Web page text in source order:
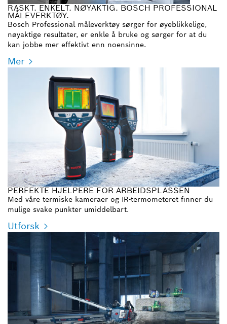
RASKT. ENKELT. NØYAKTIG. BOSCH PROFESSIONAL
MÅLEVERKTØY.
Bosch Professional måleverktøy sørger for øyeblikkelige,
nøyaktige resultater, er enkle å bruke og sørger for at du
kan jobbe mer effektivt enn noensinne.
Mer
PERFEKTE HJELPERE FOR ARBEIDSPLASSEN
Med våre termiske kameraer og IR-termometeret finner du
mulige svake punkter umiddelbart.
Utforsk